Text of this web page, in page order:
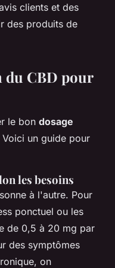
clients et des
des produits de
du CBD pour
le bon dosage
un guide pour
les besoins
à l'autre. Pour
ponctuel ou les
de 0,5 à 20 mg par
des symptômes
on